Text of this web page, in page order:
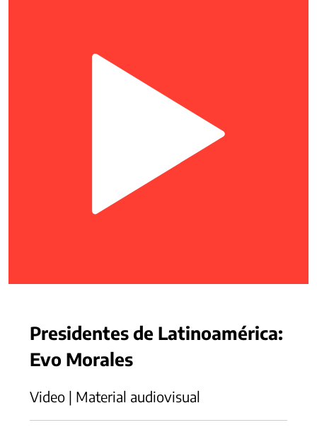
Presidentes de Latinoamérica:
Evo Morales
Video | Material audiovisual